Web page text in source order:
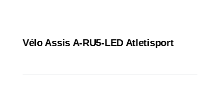
Vélo Assis A-RU5-LED Atletisport